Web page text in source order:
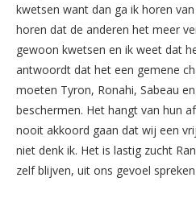
kwetsen want dan ga ik horen
horen dat de anderen het meer
gewoon kwetsen en ik weet dat
antwoordt dat het een gemene
moeten Tyron, Ronahi, Sabeau
beschermen. Het hangt van hun
nooit akkoord gaan dat wij een
niet denk ik. Het is lastig zucht
zelf blijven, uit ons gevoel